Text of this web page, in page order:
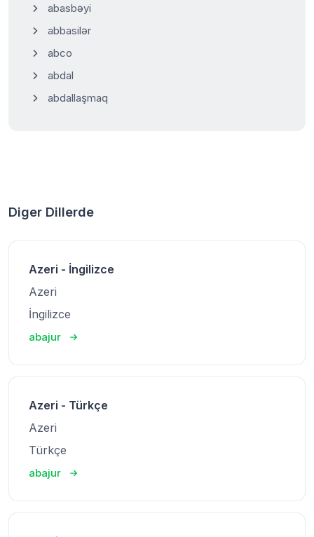
abasbəyi
abbasilər
abco
abdal
abdallaşmaq
Diger Dillerde
Azeri - İngilizce
Azeri
İngilizce
abajur
Azeri - Türkçe
Azeri
Türkçe
abajur